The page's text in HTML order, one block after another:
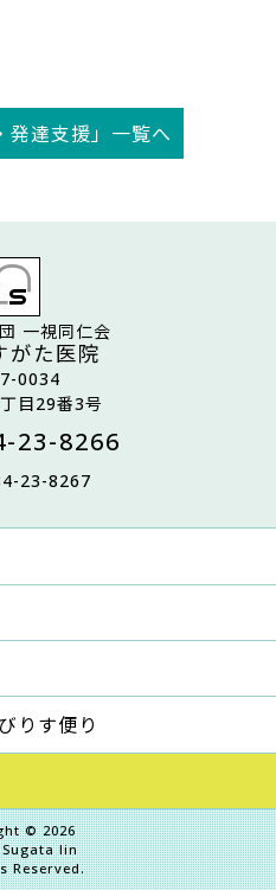
発達支援」一覧へ
一視同仁会
がた医院
0034
目29番3号
23-8266
23-8267
りす便り
© 2026
Iin
Reserved.